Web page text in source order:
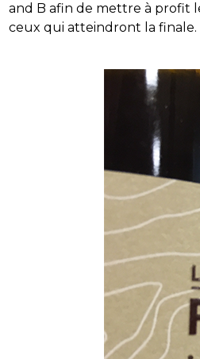
and B afin de mettre à profit
ceux qui atteindront la finale.